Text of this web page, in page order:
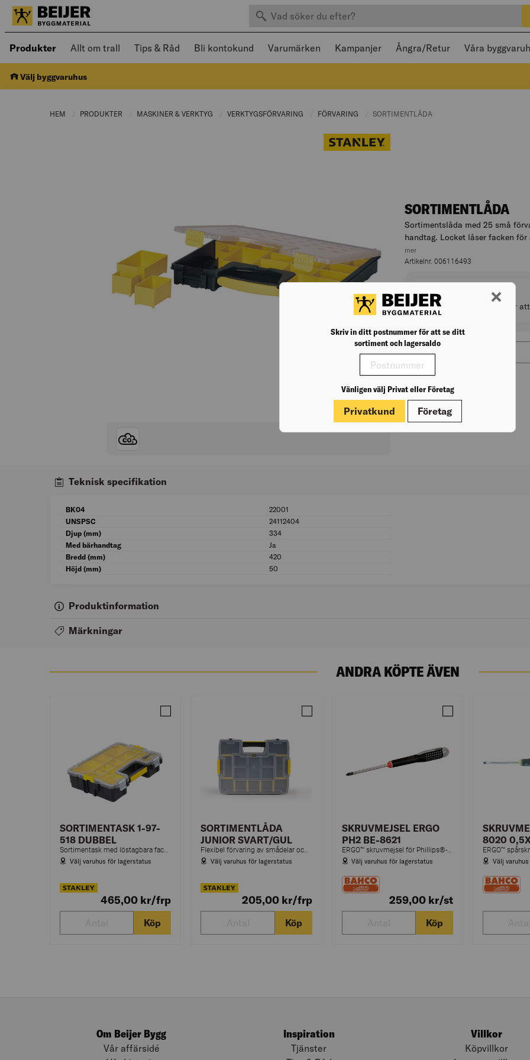
Sök efter produkter
Produkter Öppnad meny kan navigeras med piltangenter och stängas med Escape
Allt om trall Tips & Råd Bli kontokund Varumärken Kampanjer Ångra/Retur Våra
Välj byggvaruhus
HEM PRODUKTER CURRENT PAGE:
MASKINER & VERKTYG CURRENT PAGE:
VERKTYGSFÖRVARING CURRENT PAGE:
FÖRVARING CURRENT PAGE:
CURRENT PAGE:
SORTIMENTLÅDA
SORTIMENTLÅDA
Sortimentslåda med 25 små
handtag. Locket låser facken
mer
Artikelnr. 006116493
Lagerstatus
Välj byggvaruhus för
???price.aria???
415,00
Teknisk specifikation
BK04 22001
UNSPSC
24112404
Djup (mm)
334
Med bärhandtag
Ja
Bredd (mm)
420
Höjd (mm)
50
Produktinformation
Märkningar
ANDRA KÖPTE ÄVEN
SORTIMENTASK 1-97-
518 DUBBEL
Välj varuhus för lagerstatus
465,00 kr/frp
Köp
Jämför SORTIMENTASK 1-97-518 DUBBEL
SORTIMENTLÅDA
JUNIOR SVART/GUL
Välj varuhus för lagerstatus
205,00 kr/frp
Köp
Jämför SORTIMENTLÅDA JUNIOR SVART/GUL
SKRUVMEJSEL ERGO
PH2 BE-8621
ERGO™ skruvmejsel för Phillips®-skruv med gummigrepp, PH0–PH4 x 182–322 mm
Välj varuhus för lagerstatus
259,00 kr/st
Köp
Jämför SKRUVMEJSEL
8020
Välj
Om Beijer Bygg
Vår affärsidé
Inspiration
Tjänster
Villkor
Köpvillkor
Skriv in ditt postnummer för att se ditt
sortiment och lagersaldo
Vänligen välj Privat eller Företag
Privatkund Företag